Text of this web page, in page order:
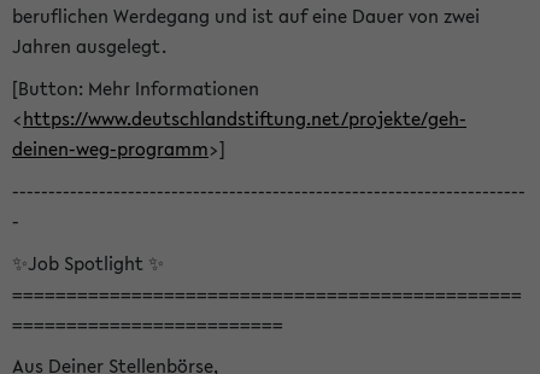
beruflichen Werdegang und ist auf eine Dauer von zwei
Jahren ausgelegt.
[Button: Mehr Informationen
<https://www.deutschlandstiftung.net/projekte/geh-
deinen-weg-programm>]
-----------------------------------------------------------------------
-
✨Job Spotlight ✨
===============================================
=========================
Aus Deiner Stellenbörse,